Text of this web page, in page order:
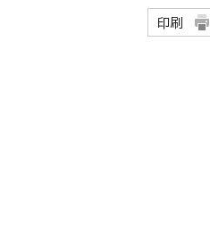
印刷